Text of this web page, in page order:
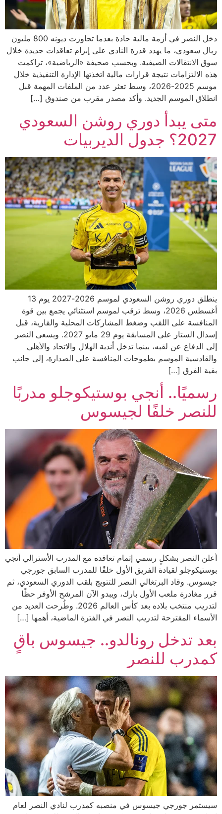
دخل النصر في أزمة مالية حادة بعدما تجاوزت ديونه 800 مليون
ريال سعودي، ما يهدد قدرة النادي على إبرام تعاقدات جديدة خلال
سوق الانتقالات الصيفية. وبحسب صحيفة «الرياضية»، تراكمت
هذه الالتزامات نتيجة قرارات مالية اتخذتها الإدارة التنفيذية خلال
موسم 2025-2026، وسط تعثر عدد من الملفات المهمة قبل
انطلاق الموسم الجديد. وأكد مصدر مقرب من صندوق […]
متى يبدأ دوري روشن السعودي
2027؟ جدول الديربيات
ينطلق دوري روشن السعودي لموسم 2026-2027 يوم 13
أغسطس 2026، وسط ترقب لموسم استثنائي يجمع بين قوة
المنافسة على اللقب وضغط المشاركات المحلية والقارية، قبل
إسدال الستار على المسابقة يوم 29 مايو 2027. ويسعى النصر
إلى الدفاع عن لقبه، بينما تدخل أندية الهلال والاتحاد والأهلي
والقادسية الموسم بطموحات المنافسة على الصدارة، إلى جانب
بقية الفرق […]
رسميًا.. أنجي بوستيكوجلو مدربًا
للنصر خلفًا لجيسوس
أعلن النصر بشكلٍ رسمي إتمام تعاقده مع المدرب الأسترالي أنجي
بوستيكوجلو لقيادة الفريق الأول خلفًا للمدرب السابق جورجي
جيسوس. وقاد البرتغالي النصر للتتويج بلقب الدوري السعودي، ثم
قرر مغادرة ملعب الأول بارك، ويبدو الآن المرشح الأوفر حظًا
لتدريب منتخب بلاده بعد كأس العالم 2026. وطُرحت العديد من
الأسماء المقترحة لتدريب النصر في الفترة الماضية، أهمها […]
بعد تدخل رونالدو.. جيسوس باقٍ
كمدرب للنصر
سيستمر جورجي جيسوس في منصبه كمدرب لنادي النصر لعام